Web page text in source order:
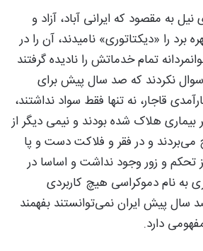
نیل به مقصود که ایرانی آباد، آزاد و
برد را «دیکتاتوری» نامیدند، آن را در
تمام خدماتش را نادیده گرفتند
نکردند که صد سال پیش برای
قاجار، نه تنها فقط سواد نداشتند،
بیماری هلاک شده بودند و نیمی دیگر از
و در فقر و فلاکت دست و پا
و زور وجود نداشت و اساسا در
به نام دموکراسی هیچ کاربردی
پیش ایران نمی‌توانستند بفهمند
دارد.